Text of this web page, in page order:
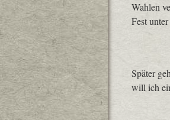
Wahlen
Fest
Später
will ich